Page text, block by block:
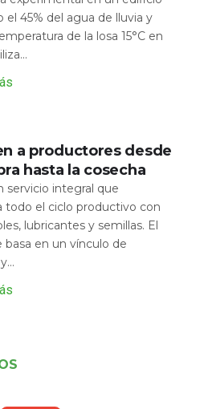
el 45% del agua de lluvia y
de la losa 15°C en
a productores desde
hasta la cosecha
servicio integral que
todo el ciclo productivo con
lubricantes y semillas. El
basa en un vínculo de